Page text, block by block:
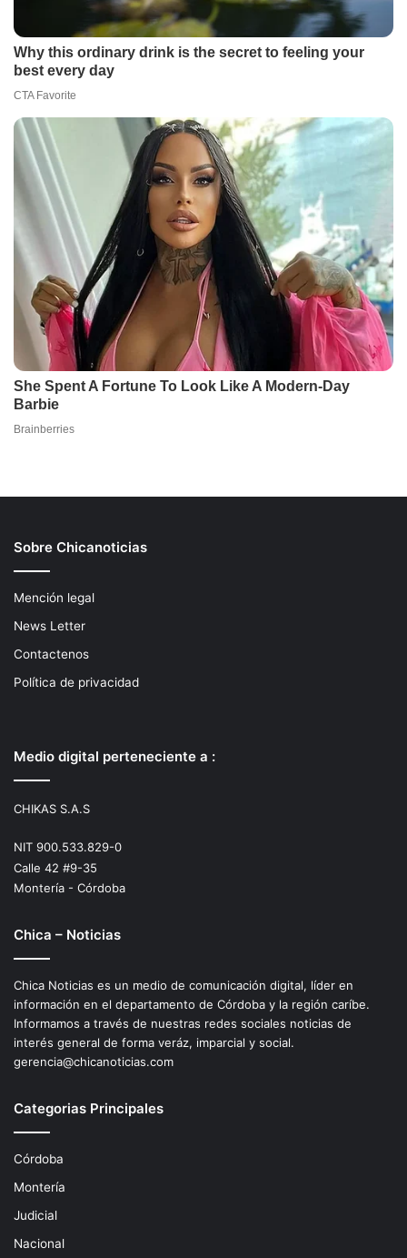
Sobre Chicanoticias
Mención legal
News Letter
Contactenos
Política de privacidad
Medio digital perteneciente a :
CHIKAS S.A.S
NIT 900.533.829-0
Calle 42 #9-35
Montería - Córdoba
Chica – Noticias
Chica Noticias es un medio de comunicación digital, líder en
información en el departamento de Córdoba y la región caríbe.
Informamos a través de nuestras redes sociales noticias de
interés general de forma veráz, imparcial y social.
gerencia@chicanoticias.com
Categorias Principales
Córdoba
Montería
Judicial
Nacional